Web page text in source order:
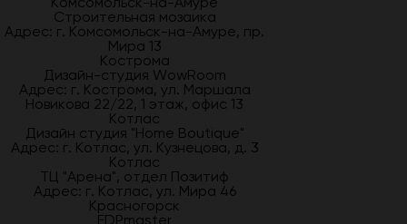
Строительная мозаика
Адрес: г. Комсомольск-на-Амуре, пр.
Мира 13
Кострома
Дизайн-студия WowRoom
Адрес: г. Кострома, ул. Маршала
Новикова 22/22, 1 этаж, офис 13
Котлас
Дизайн студия "Home Boutique"
Адрес: г. Котлас, ул. Кузнецова, д. 3
Котлас
ТЦ "Арена", отдел Позитиф
Адрес: г. Котлас, ул. Мира 46
Красногорск
FDPmaster